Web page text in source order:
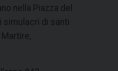
nella Piazza del
simulacri di santi